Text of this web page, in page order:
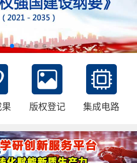
版权登记 集成电路